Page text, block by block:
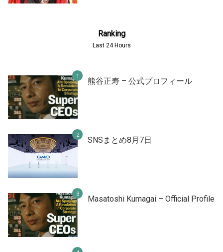
Ranking
Last 24 Hours
熊谷正寿 – 公式プロフィール
SNSまとめ8月7日
Masatoshi Kumagai – Official Profile